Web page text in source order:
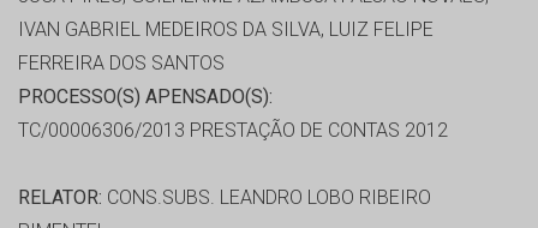
IVAN GABRIEL MEDEIROS DA SILVA, LUIZ FELIPE
FERREIRA DOS SANTOS
PROCESSO(S) APENSADO(S):
TC/00006306/2013 PRESTAÇÃO DE CONTAS 2012
RELATOR: CONS.SUBS. LEANDRO LOBO RIBEIRO